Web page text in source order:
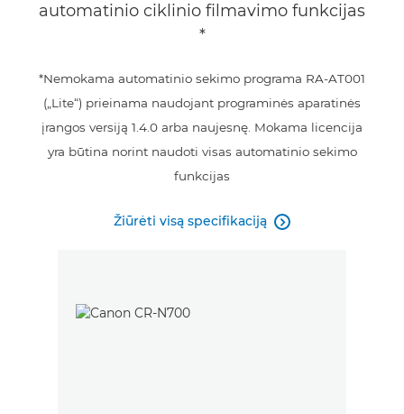
automatinio ciklinio filmavimo funkcijas
*
*Nemokama automatinio sekimo programa RA-AT001
(„Lite“) prieinama naudojant programinės aparatinės
įrangos versiją 1.4.0 arba naujesnę. Mokama licencija
yra būtina norint naudoti visas automatinio sekimo
funkcijas
Žiūrėti visą specifikaciją 